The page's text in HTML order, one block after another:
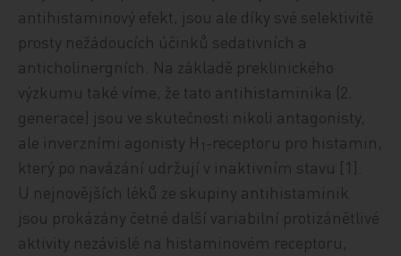
antihistaminový efekt, jsou ale díky své selektivitě
prosty nežádoucích účinků sedativních a
anticholinergních. Na základě preklinického
výzkumu také víme, že tato antihistaminika (2.
generace) jsou ve skutečnosti nikoli antagonisty,
ale inverzními agonisty H 1-receptoru pro histamin,
který po navázání udržují v inaktivním stavu [1].
U nejnovějších léků ze skupiny antihistaminik
jsou prokázány četné další variabilní protizánětlivé
aktivity nezávislé na histaminovém receptoru,